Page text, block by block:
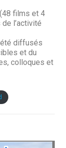
films et 4
l’activité
diffusés
et du
colloques et